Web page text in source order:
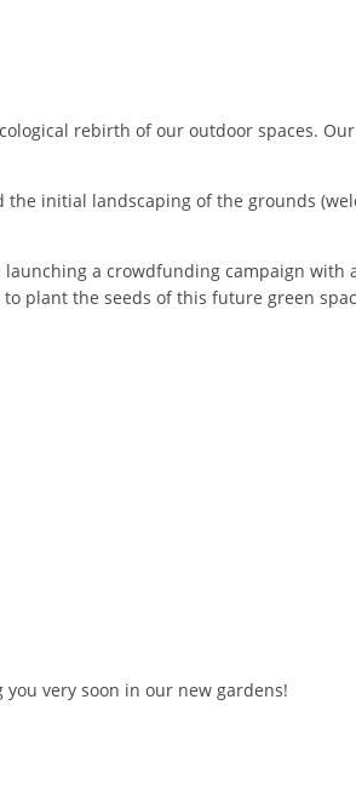
rebirth of our outdoor spaces.
initial landscaping of the grounds
a crowdfunding campaign with
to plant the seeds of this future green
very soon in our new gardens!